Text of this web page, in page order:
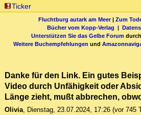
Ticker
Fluchtburg autark am Meer| Zum
Bücher vom Kopp-Verlag |
Unterstützen Sie das Gelbe Forum durch
Weitere Buchempfehlungen und
Danke für den Link. Ein gutes
Video durch Unfähigkeit oder
Länge zieht, mußt abbrechen,
Olivia, Dienstag, 23.07.2024, 17:26 (vor 745